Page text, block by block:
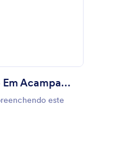
Formulário De Inscrição Em Acampamento
este